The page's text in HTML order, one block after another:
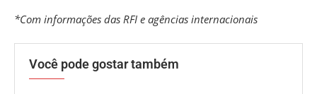
*Com informações das RFI e agências internacionais
Você pode gostar também